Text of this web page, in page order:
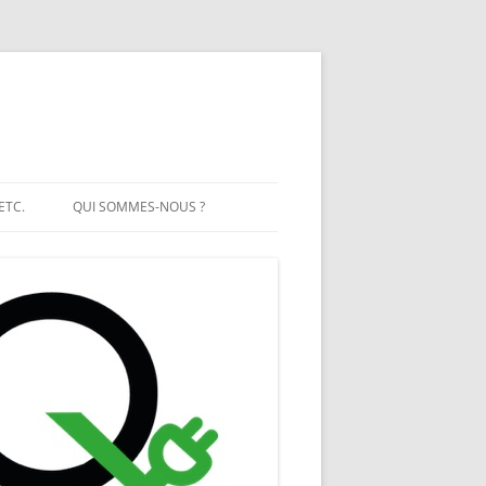
SOLAIRE
QUI SOMMES-NOUS ?